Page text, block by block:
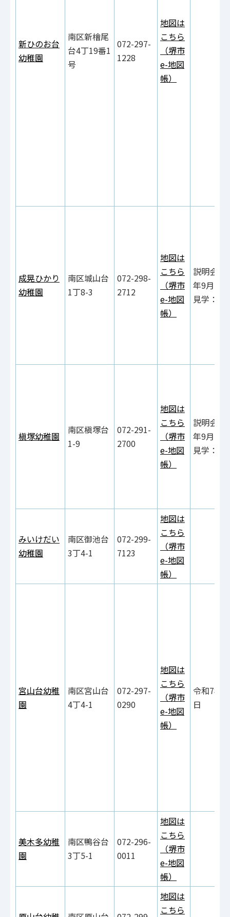
新ひのお台
幼稚園
南区新檜尾
台4丁19番1
号
072-297-
1228
地図は
こちら
（堺市
e-地図
帳）
成晃ひかり
幼稚園
南区城山台
1丁8-3
072-298-
2712
地図は
こちら
（堺市
e-地図
帳）
説明会：
年9月5日
見学：随
槇塚幼稚園
南区槇塚台
1-9
072-291-
2700
地図は
こちら
（堺市
e-地図
帳）
説明会：
年9月2日
見学：随
みいけだい
幼稚園
南区御池台
3丁4-1
072-299-
7123
地図は
こちら
（堺市
e-地図
帳）
宮山台幼稚
園
南区宮山台
4丁4-1
072-297-
0290
地図は
こちら
（堺市
e-地図
帳）
令和7年9
日
美木多幼稚
園
南区鴨谷台
3丁5-1
072-296-
0011
地図は
こちら
（堺市
e-地図
帳）
地図は
こちら